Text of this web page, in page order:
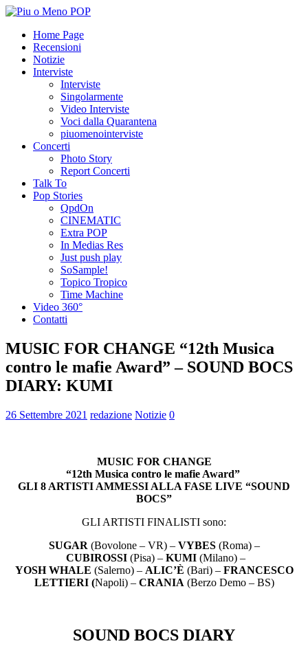
Home Page
Recensioni
Notizie
Interviste
Interviste
Singolarmente
Video Interviste
Voci dalla Quarantena
piuomenointerviste
Concerti
Photo Story
Report Concerti
Talk To
Pop Stories
QpdOn
CINEMATIC
Extra POP
In Medias Res
Just push play
SoSample!
Topico Tropico
Time Machine
Video 360°
Contatti
MUSIC FOR CHANGE “12th Musica
contro le mafie Award” – SOUND BOCS
DIARY: KUMI
26 Settembre 2021 redazione Notizie 0
MUSIC FOR CHANGE
“12th Musica contro le mafie Award”
GLI 8 ARTISTI AMMESSI ALLA FASE LIVE “SOUND
BOCS”
GLI ARTISTI FINALISTI sono:
SUGAR (Bovolone – VR) – VYBES(Roma) –
CUBIROSSI(Pisa) – KUMI(Milano) –
YOSH WHALE (Salerno) – ALIC’È (Bari) – FRANCESCO
LETTIERI (Napoli) – CRANIA (Berzo Demo – BS)
SOUND BOCS DIARY